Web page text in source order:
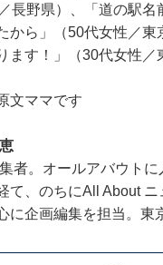
長野県）、「道の駅
から」（50代女性／
ます！」（30代女性／
文ママです
者。オールアバウト
て、のちにAll About
に企画編集を担当。東